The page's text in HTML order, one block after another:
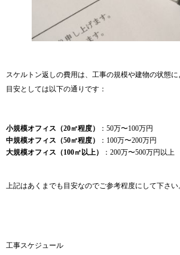
スケルトン返しの費用は、工事の規模や建物の状態に
目安としては以下の通りです：
小規模オフィス（20㎡程度）
：50万〜100万円
中規模オフィス（50㎡程度）
：100万〜200万円
大規模オフィス（100㎡以上）
：200万〜500万円以上
上記はあくまでも目安なのでご参考程度にして下さい
工事スケジュール